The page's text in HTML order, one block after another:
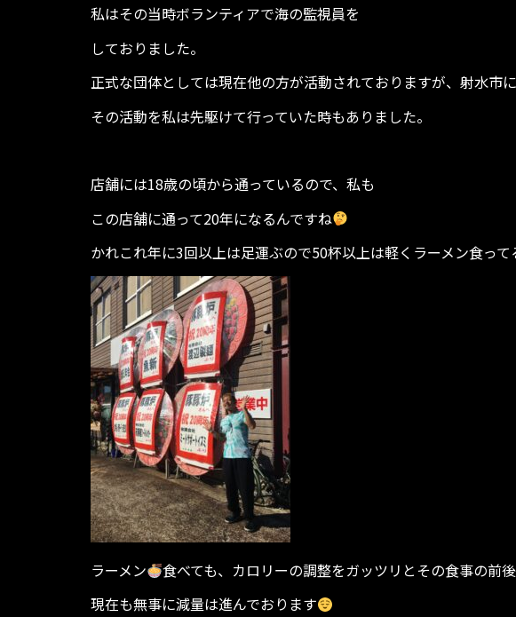
私はその当時ボランティアで海の監視員を
しておりました。
正式な団体としては現在他の方が活動されておりますが、射水市
その活動を私は先駆けて行っていた時もありました。
店舗には18歳の頃から通っているので、私も
この店舗に通って20年になるんですね
かれこれ年に3回以上は足運ぶので50杯以上は軽くラーメン食って
ラーメン
食べても、カロリーの調整をガッツリとその食事の前
現在も無事に減量は進んでおります